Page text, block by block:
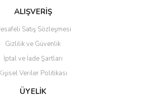
ALIŞVERİŞ
Satış Sözleşmesi
Gizlilik ve Güvenlik
İptal ve İade Şartları
Veriler Politikası
ÜYELİK